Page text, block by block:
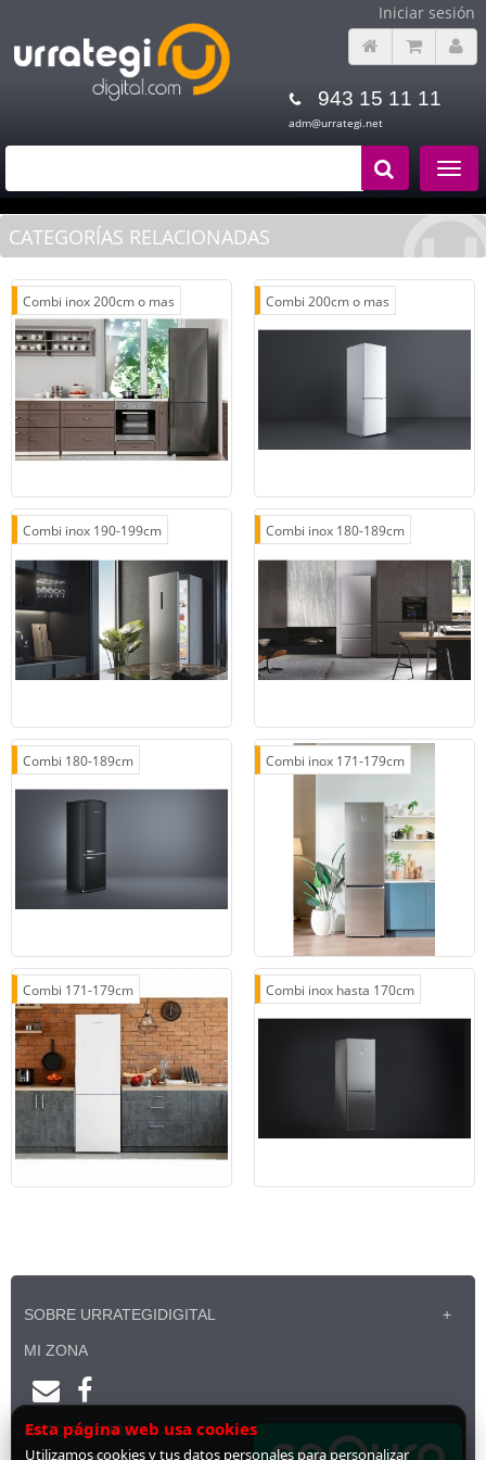
Iniciar sesión
943 15 11 11
adm@urrategi.net
Toggle
CATEGORÍAS RELACIONADAS
Combi inox 200cm o mas Combi 200cm o mas
Combi inox 190-199cm Combi inox 180-189cm
Combi 180-189cm Combi inox 171-179cm
Combi 171-179cm Combi inox hasta 170cm
SOBRE URRATEGIDIGITAL
MI ZONA
PAGO SEGURO
Esta página web usa cookies
Utilizamos cookies y tus datos personales para personalizar